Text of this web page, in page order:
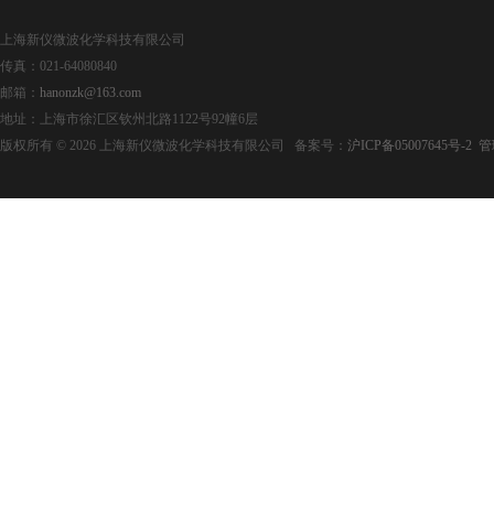
上海新仪微波化学科技有限公司
传真：021-64080840
邮箱： hanonzk@163.com
地址：上海市徐汇区钦州北路1122号92幢6层
版权所有 © 2026 上海新仪微波化学科技有限公司 备案号： 沪ICP备05007645号-2